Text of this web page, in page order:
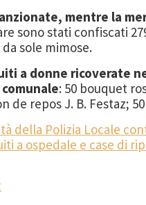
mentre la
sono stati confiscati
sole mimose.
a donne ricoverate
: 50 bouquet
de repos J. B. Festaz;
della Polizia Locale
a ospedale e case di